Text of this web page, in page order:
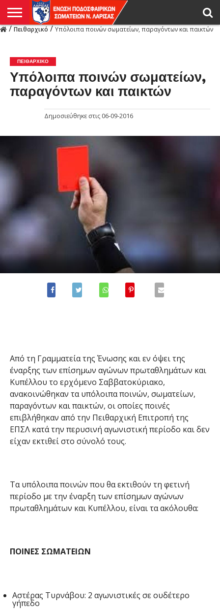
/Πειθαρχικό/Υπόλοιπα ποινών σωματείων, παραγόντων και παικτών
ΠΕΙΘΑΡΧΙΚΌ
Υπόλοιπα ποινών σωματείων,
παραγόντων και παικτών
Δημοσιεύθηκε στις 06-09-2016
Από τη Γραμματεία της Ένωσης και εν όψει της
έναρξης των επίσημων αγώνων πρωταθλημάτων και
Κυπέλλου το ερχόμενο Σαββατοκύριακο,
ανακοινώθηκαν τα υπόλοιπα ποινών, σωματείων,
παραγόντων και παικτών, οι οποίες ποινές
επιβλήθηκαν από την Πειθαρχική Επιτροπή της
ΕΠΣΛ κατά την περυσινή αγωνιστική περίοδο και δεν
είχαν εκτιθεί στο σύνολό τους.
Τα υπόλοιπα ποινών που θα εκτιθούν τη φετινή
περίοδο με την έναρξη των επίσημων αγώνων
πρωταθλημάτων και Κυπέλλου, είναι τα ακόλουθα:
ΠΟΙΝΕΣ ΣΩΜΑΤΕΙΩΝ
Αστέρας Τυρνάβου: 2 αγωνιστικές σε ουδέτερο
γήπεδο